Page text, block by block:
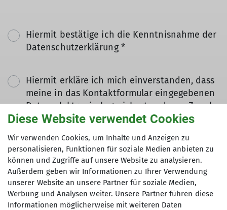
Hiermit bestätige ich die Kenntnisnahme der
Datenschutzerklärung *
Hiermit erkläre ich mich einverstanden, dass
meine in das Kontaktformular eingegebenen
Daten elektronisch gesichert und zum Zweck
der Kontaktaufnahme verarbeitet und
meine Einwilligung jederzeit wiederrufen
kann. *
Mit (*) markierte Felder
sind Pflichtfelder
Absenden
Diese Website verwendet Cookies
Wir verwenden Cookies, um Inhalte und Anzeigen zu
personalisieren, Funktionen für soziale Medien anbieten zu
können und Zugriffe auf unsere Website zu analysieren.
Außerdem geben wir Informationen zu Ihrer Verwendung
unserer Website an unsere Partner für soziale Medien,
Werbung und Analysen weiter. Unsere Partner führen diese
Informationen möglicherweise mit weiteren Daten